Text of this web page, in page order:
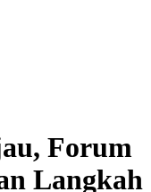
Forum
Langkah